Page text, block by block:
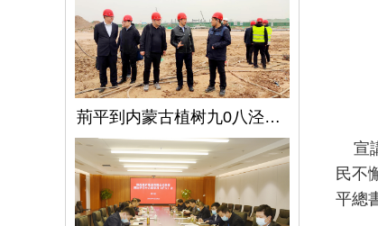
荊平到内蒙古植树九0八泾陽淺層地熱能項目調研指導工作
宣
民不
平總